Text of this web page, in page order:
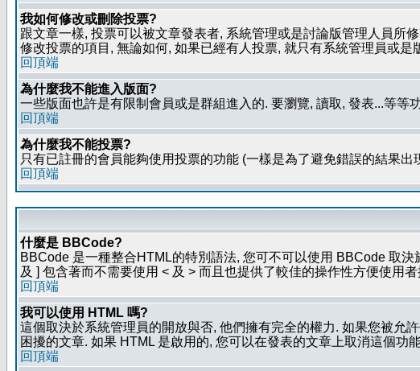
我如何修改或刪除投票?
跟文章一樣, 投票可以被文章發表者, 系統管理或是討論版管理人員所
修改投票的項目, 無論如何, 如果已經有人投票, 就只有系統管理員或
回頂端
為什麼我不能進入版面?
一些版面也許是有限制會員或是群組進入的. 要瀏覽, 讀取, 發表...等
回頂端
為什麼我不能投票?
只有已註冊的會員能夠使用投票的功能 (一樣是為了避免錯誤的結果
回頂端
什麼是 BBCode?
BBCode 是一種整合HTML的特別語法, 您可不可以使用 BBCode 取
及 ] 包含著而不需要使用 < 及 > 而且也提供了較佳的操作性方便使用
回頂端
我可以使用 HTML 嗎?
這個取決於系統管理員的開放與否, 他們擁有完全的權力. 如果您被允
困擾的文章. 如果 HTML 是啟用的, 您可以在發表的文章上取消這個功
回頂端